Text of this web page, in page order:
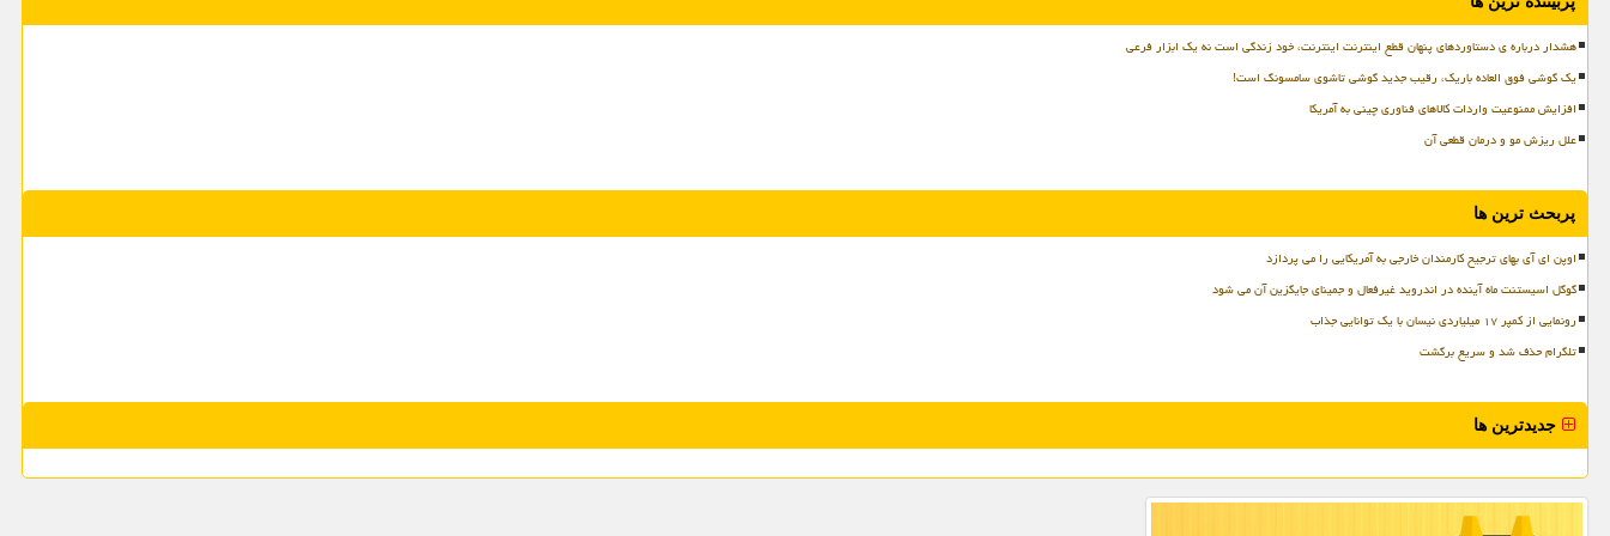
هشدار درباره ی دستاوردهای پنهان قطع اینترنت اینترنت، خود زندگی است نه یک ابزار فرعی
یک گوشی فوق العاده باریک، رقیب جدید گوشی تاشوی سامسونگ است!
افزایش ممنوعیت واردات کالاهای فناوری چینی به آمریکا
علل ریزش مو و درمان قطعی آن
پربحث ترین ها
اوپن ای آی بهای ترجیح کارمندان خارجی به آمریکایی را می پردازد
گوگل اسیستنت ماه آینده در اندروید غیرفعال و جمینای جایگزین آن می شود
رونمایی از کمپر ۱۷ میلیاردی نیسان با یک توانایی جذاب
تلگرام حذف شد و سریع برگشت
جدیدترین ها